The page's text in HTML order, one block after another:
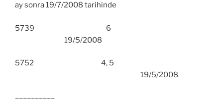
ay sonra 19/7/2008 tarihinde
5739 6
19/5/2008
5752 4, 5
19/5/2008
––––––––––